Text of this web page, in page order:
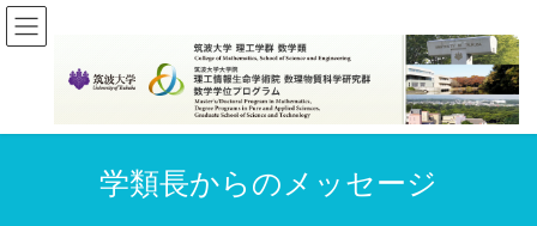
コ
ン
へ
ナ
ビ
ョ
学類長からのメッセージ